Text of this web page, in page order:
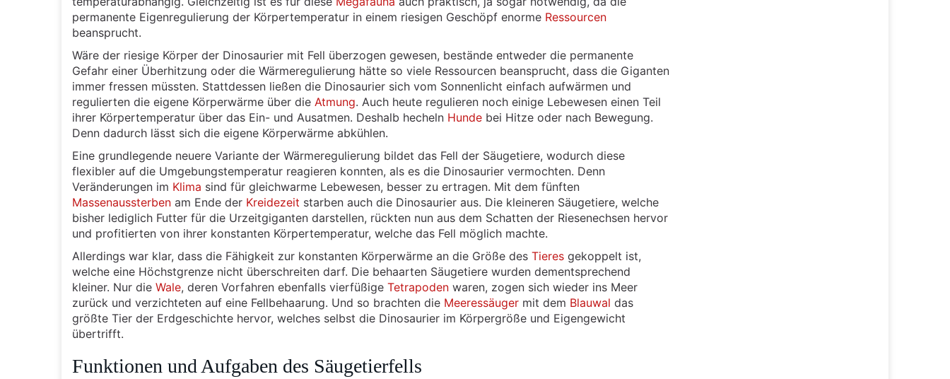
permanente Eigenregulierung der Körpertemperatur in einem riesigen Geschöpf enorme Ressourcen
beansprucht.
Wäre der riesige Körper der Dinosaurier mit Fell überzogen gewesen, bestände entweder die permanente
Gefahr einer Überhitzung oder die Wärmeregulierung hätte so viele Ressourcen beansprucht, dass die Giganten
immer fressen müssten. Stattdessen ließen die Dinosaurier sich vom Sonnenlicht einfach aufwärmen und
regulierten die eigene Körperwärme über die Atmung. Auch heute regulieren noch einige Lebewesen einen Teil
ihrer Körpertemperatur über das Ein- und Ausatmen. Deshalb hecheln Hunde bei Hitze oder nach Bewegung.
Denn dadurch lässt sich die eigene Körperwärme abkühlen.
Eine grundlegende neuere Variante der Wärmeregulierung bildet das Fell der Säugetiere, wodurch diese
flexibler auf die Umgebungstemperatur reagieren konnten, als es die Dinosaurier vermochten. Denn
Veränderungen im Klima sind für gleichwarme Lebewesen, besser zu ertragen. Mit dem fünften
Massenaussterben am Ende der Kreidezeit starben auch die Dinosaurier aus. Die kleineren Säugetiere, welche
bisher lediglich Futter für die Urzeitgiganten darstellen, rückten nun aus dem Schatten der Riesenechsen hervor
und profitierten von ihrer konstanten Körpertemperatur, welche das Fell möglich machte.
Allerdings war klar, dass die Fähigkeit zur konstanten Körperwärme an die Größe des Tieres gekoppelt ist,
welche eine Höchstgrenze nicht überschreiten darf. Die behaarten Säugetiere wurden dementsprechend
kleiner. Nur die Wale, deren Vorfahren ebenfalls vierfüßige Tetrapoden waren, zogen sich wieder ins Meer
zurück und verzichteten auf eine Fellbehaarung. Und so brachten die Meeressäuger mit dem Blauwal das
größte Tier der Erdgeschichte hervor, welches selbst die Dinosaurier im Körpergröße und Eigengewicht
übertrifft.
Funktionen und Aufgaben des Säugetierfells